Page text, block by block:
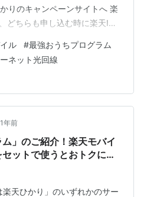
りのキャンペーンサイトへ 楽
どちらも申し込む時に楽天ID
れません。 楽天ひかり「最強
るポイントに上限はなし
天モバイルが実質無料 家族
100円弱で楽天モバイルが使え
解約してもよい キャンペーン
ル #最強おうちプログラム
ネット光回線
1年前
ム」のご紹介！楽天モバイ
ットで使うとおトクにな
天ひかり」のいずれかのサー